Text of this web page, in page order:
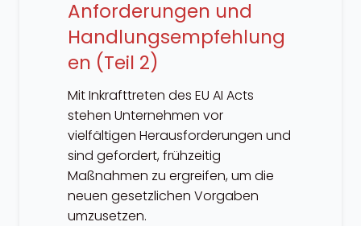
Anforderungen und
Handlungsempfehlung
en (Teil 2)
Mit Inkrafttreten des EU AI Acts
stehen Unternehmen vor
vielfältigen Herausforderungen und
sind gefordert, frühzeitig
Maßnahmen zu ergreifen, um die
neuen gesetzlichen Vorgaben
umzusetzen.